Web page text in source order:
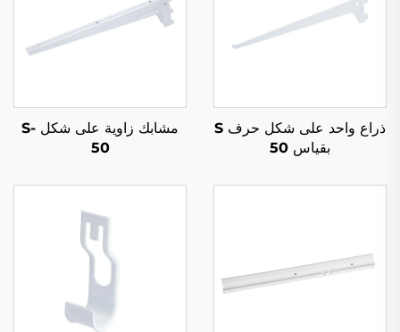
ذراع واحد على شكل حرف S
بقياس 50
مشابك زاوية على شكل S-
50